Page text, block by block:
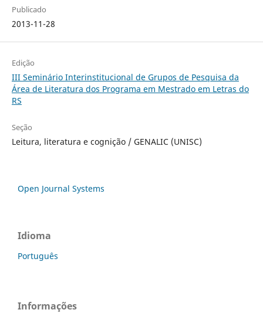
Publicado
2013-11-28
Edição
III Seminário Interinstitucional de Grupos de Pesquisa da
Área de Literatura dos Programa em Mestrado em Letras do
RS
Seção
Leitura, literatura e cognição / GENALIC (UNISC)
Open Journal Systems
Idioma
Português
Informações